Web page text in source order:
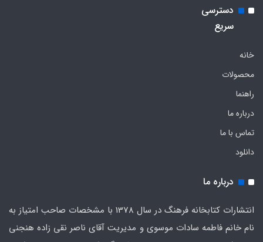
دسترسی
سریع
خانه
محصولات
راهنما
درباره ما
تماس با ما
دانلود
درباره ما
انتشارات کتابخانه فرهنگ در سال 1378 با مشخصات صاحب امتیاز به
نام خانم فاطمه سادات موسوی و مدیریت آقای ناصر نقی زاده هنجنی